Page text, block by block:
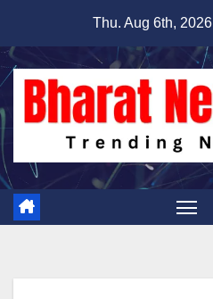
content
Thu. Aug 6th, 2026